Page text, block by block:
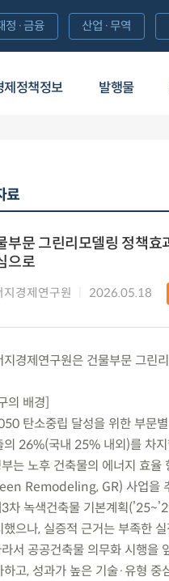
제정책정보 발행물
정·금융 산업·무역
료
부문 그린리모델링 정책효
으로
지경제연구원 2026.05.18
지경제연구원은 건물부문 그린
의 배경]
탄소중립 달성을 위한 부문
의 26%(국내 25% 내외)를 차
는 노후 건축물의 에너지 효율
Remodeling, GR) 사업을
차 녹색건축물 기본계획
했으나, 실증적 근거는 부족한 실
서 공공건축물 의무화 시행을
하고, 성과가 높은 기술·유형 중